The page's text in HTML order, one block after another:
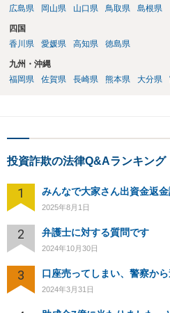
えをすると被害分配手続は中止になっ
必要があるわけです。 上記のような
確に説明できているかどうかが、弁護
ントになるでしょう。
広島県
岡山県 山口県 鳥取県 島根県
四国
香川県
愛媛県 高知県 徳島県
九州・沖縄
福岡県
佐賀県 長崎県 熊本県 大分県
投資詐欺の法律Q&Aランキング
1 みんなで大家さん出資金返
2025年8月1日
2 弁護士に対する質問です
2024年10月30日
3 口座売ってしまい、警察から
2024年3月31日